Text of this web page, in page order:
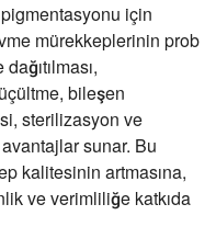
için
mürekkeplerinin prob
bileşen
sterilizasyon ve
sunar. Bu
kalitesinin artmasına,
ve verimliliğe katkıda